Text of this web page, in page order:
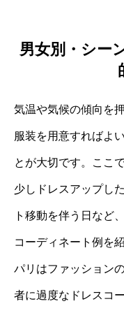
男女別・シー
気温や気候の傾向を
服装を用意すればよ
とが大切です。ここ
少しドレスアップし
ト移動を伴う日など
コーディネート例を
パリはファッション
者に過度なドレスコ